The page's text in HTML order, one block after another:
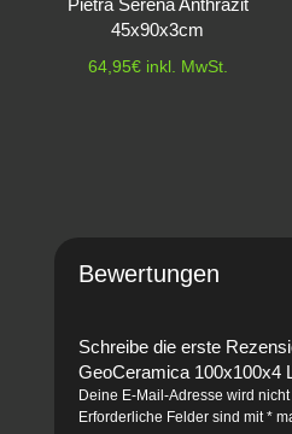
45x90x3cm
64,95€ inkl. MwSt.
Bewertungen
Schreibe die erste
GeoCeramica 100x100x4
Deine E-Mail-Adresse wird
Erforderliche Felder sind mit*